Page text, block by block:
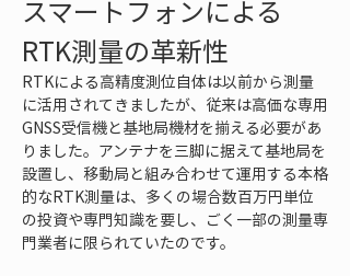
スマートフォンによる
RTK測量の革新性
RTKによる高精度測位自体は以前から測量
に活用されてきましたが、従来は高価な専用
GNSS受信機と基地局機材を揃える必要があ
りました。アンテナを三脚に据えて基地局を
設置し、移動局と組み合わせて運用する本格
的なRTK測量は、多くの場合数百万円単位
の投資や専門知識を要し、ごく一部の測量専
門業者に限られていたのです。